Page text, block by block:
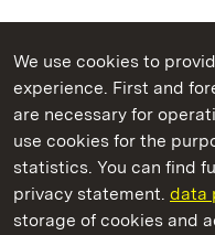
We use cookies to
experience. First and
are necessary for
use cookies for the
statistics. You can find
privacy statement. data
storage of cookies and
State Palaces and